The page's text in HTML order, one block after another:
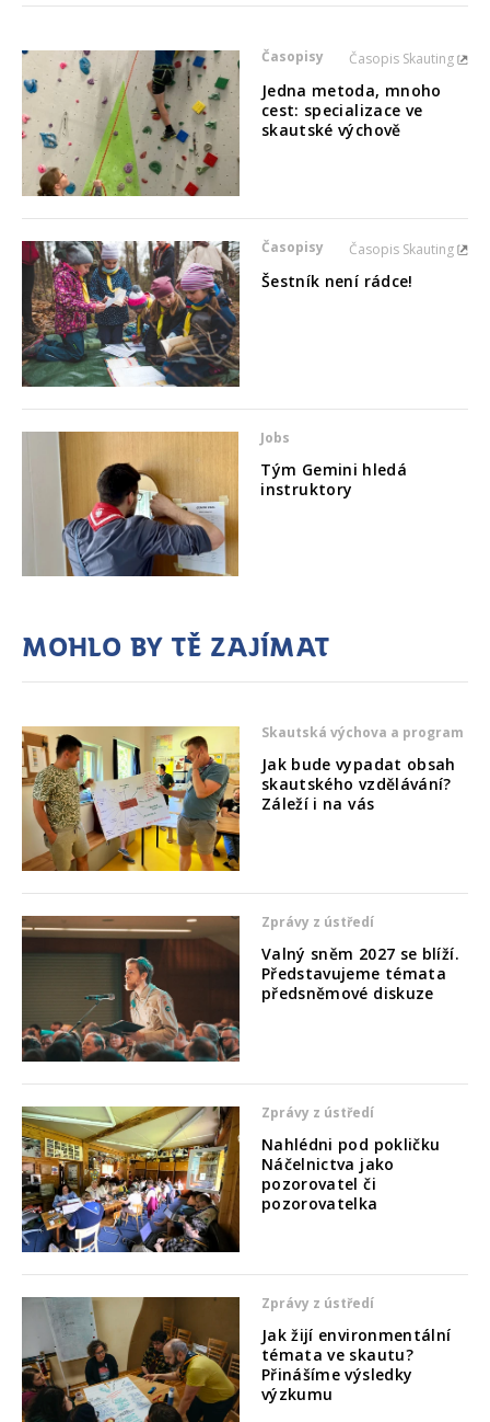
Časopisy Časopis Skauting
Jedna metoda, mnoho
cest: specializace ve
skautské výchově
Časopisy Časopis Skauting
Šestník není rádce!
Jobs
Tým Gemini hledá
instruktory
Mohlo by tě zajímat
Skautská výchova a program
Jak bude vypadat obsah
skautského vzdělávání?
Záleží i na vás
Zprávy z ústředí
Valný sněm 2027 se blíží.
Představujeme témata
předsněmové diskuze
Zprávy z ústředí
Nahlédni pod pokličku
Náčelnictva jako
pozorovatel či
pozorovatelka
Zprávy z ústředí
Jak žijí environmentální
témata ve skautu?
Přinášíme výsledky
výzkumu